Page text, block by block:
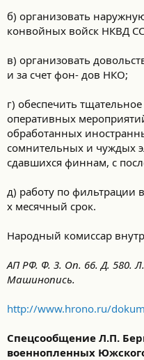
б) организовать
конвойных войск НКВД
в) организовать
и за счет фон- дов НКО;
г) обеспечить
оперативных
обработанных
сомнительных и чуждых
сдавшихся финнам, с
д) работу по фильтрации
х месячный срок.
Народный комиссар
АП РФ. Ф. 3. Оп. 66. Д. 580.
Машинопись.
http://www.hrono.ru/
Спецсообщение Л.П.
военнопленных